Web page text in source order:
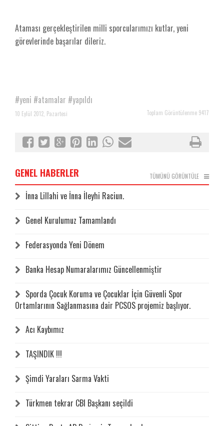
Ataması gerçekleştirilen milli sporcularımızı kutlar, yeni
görevlerinde başarılar dileriz.
#yeni #atamalar #yapıldı
Toplam Görüntülenme 9417
10 Eylül 2012, Pazartesi
TÜMÜNÜ GÖRÜNTÜLE
GENEL HABERLER
İnna Lillahi ve İnna İleyhi Raciun.
Genel Kurulumuz Tamamlandı
Federasyonda Yeni Dönem
Banka Hesap Numaralarımız Güncellenmiştir
Sporda Çocuk Koruma ve Çocuklar İçin Güvenli Spor
Ortamlarının Sağlanmasına dair PCSOS projemiz başlıyor.
Acı Kaybımız
TAŞINDIK !!!
Şimdi Yaraları Sarma Vakti
Türkmen tekrar CBI Başkanı seçildi